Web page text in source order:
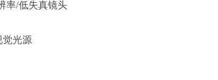
率/低失真镜头
觉光源